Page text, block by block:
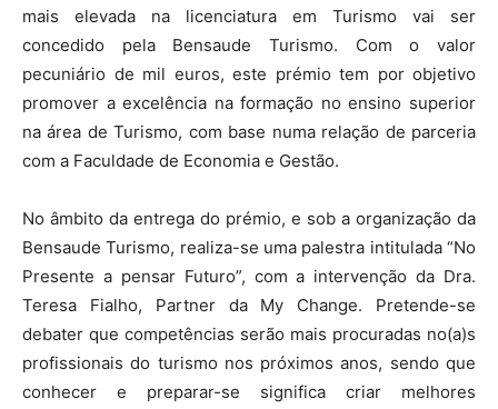
mais elevada na licenciatura em Turismo vai ser
concedido pela Bensaude Turismo. Com o valor
pecuniário de mil euros, este prémio tem por objetivo
promover a excelência na formação no ensino superior
na área de Turismo, com base numa relação de parceria
com a Faculdade de Economia e Gestão.
No âmbito da entrega do prémio, e sob a organização da
Bensaude Turismo, realiza-se uma palestra intitulada “No
Presente a pensar Futuro”, com a intervenção da Dra.
Teresa Fialho, Partner da My Change. Pretende-se
debater que competências serão mais procuradas no(a)s
profissionais do turismo nos próximos anos, sendo que
conhecer e preparar-se significa criar melhores